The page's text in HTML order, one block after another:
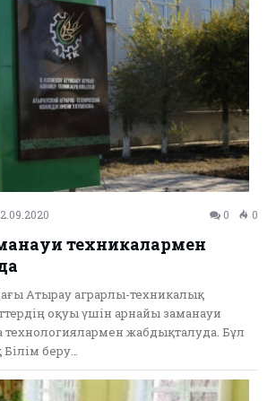
0 0
техникалармен
Атырау аграрлы-техникалық
оқуы үшін арнайы заманауи
технологиялармен жабдықталуда. Бұл
беру…